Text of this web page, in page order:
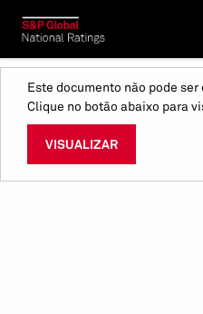
Este documento não pode
Clique no botão abaixo para
VISUALIZAR